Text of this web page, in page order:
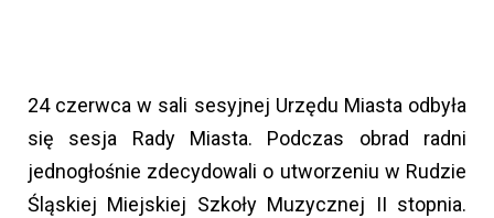
24 czerwca w sali sesyjnej Urzędu Miasta odbyła
się sesja Rady Miasta. Podczas obrad radni
jednogłośnie zdecydowali o utworzeniu w Rudzie
Śląskiej Miejskiej Szkoły Muzycznej II stopnia.